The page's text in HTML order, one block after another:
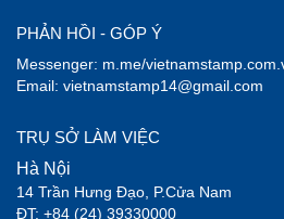
PHẢN HỒI - GÓP Ý
Messenger: m.me/
Email: vietnamstamp14@gmail.com
TRỤ SỞ LÀM VIỆC
Hà Nội
14 Trần Hưng Đạo, P.Cửa Nam
ĐT: +84 (24) 39330000